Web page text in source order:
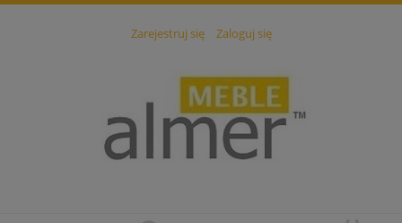
Zarejestruj się Zaloguj się